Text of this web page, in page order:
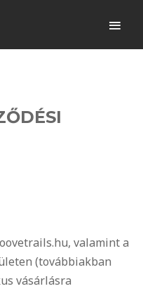
valamint a
(továbbiakban
vásárlásra